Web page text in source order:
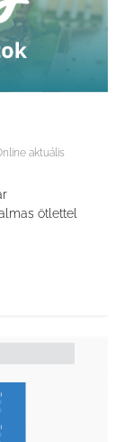
aktuális
ötlettel